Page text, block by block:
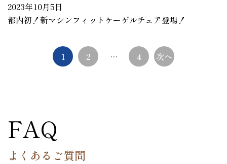
2023年10月5日
都内初！新マシンフィットケーゲルチェア登場！
ゲ
ー
1 2 … 4 次へ
FAQ
よくあるご質問